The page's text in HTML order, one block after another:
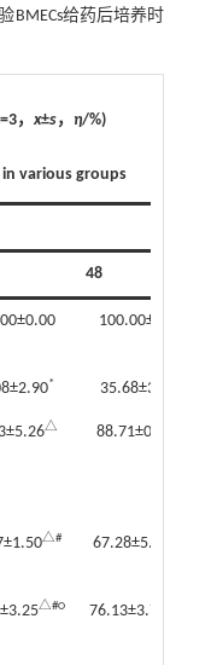
BMECs给药后培养时
=3， x±s， η/%)
in various groups
48
100.00±0.00
* 35.68±3.31
△ 88.71±0.96
△# 67.28±5.20
△#○ 76.13±3.70